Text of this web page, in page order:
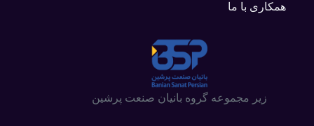
همکاری با ما
زیر مجموعه گروه بانیان صنعت پرشین